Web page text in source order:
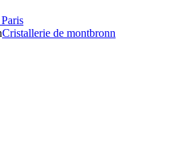
Cristallerie de montbronn